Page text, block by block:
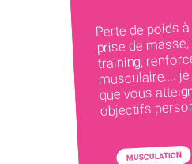
Perte de poids
prise de
training,
musculaire....
que vous
objectifs
MUSCULATION